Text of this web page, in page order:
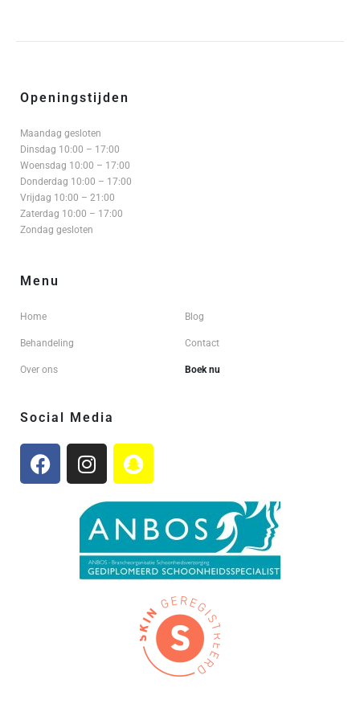
Openingstijden
Maandag gesloten
Dinsdag 10:00 – 17:00
Woensdag 10:00 – 17:00
Donderdag 10:00 – 17:00
Vrijdag 10:00 – 21:00
Zaterdag 10:00 – 17:00
Zondag gesloten
Menu
Home
Behandeling
Over ons
Blog
Contact
Boek nu
Social Media